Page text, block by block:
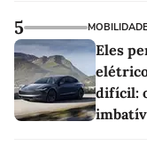
5 MOBILIDADE
Eles
difícil: